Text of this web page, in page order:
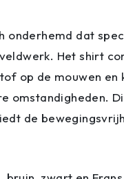
onderhemd dat
Het shirt
op de mouwen en
omstandigheden.
de